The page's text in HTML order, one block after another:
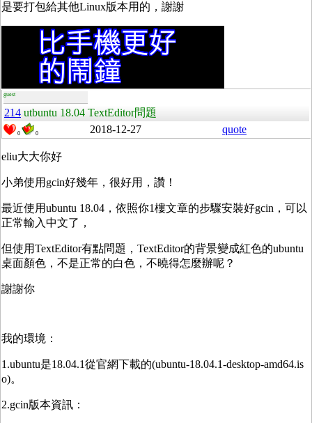
是要打包給其他Linux版本用的，謝謝
guest
214 utbuntu 18.04 TextEditor問題
0 0 2018-12-27 quote
eliu大大你好
小弟使用gcin好幾年，很好用，讚！
最近使用ubuntu 18.04，依照你1樓文章的步驟安裝好gcin，可以
正常輸入中文了，
但使用TextEditor有點問題，TextEditor的背景變成紅色的ubuntu
桌面顏色，不是正常的白色，不曉得怎麼辦呢？
謝謝你
我的環境：
1.ubuntu是18.04.1從官網下載的(ubuntu-18.04.1-desktop-amd64.is
o)。
2.gcin版本資訊：